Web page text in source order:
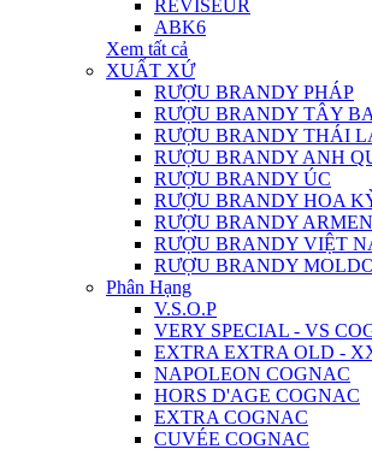
REVISEUR
ABK6
Xem tất cả
XUẤT XỨ
RƯỢU BRANDY PHÁP
RƯỢU BRANDY TÂY
RƯỢU BRANDY THÁI
RƯỢU BRANDY ANH
RƯỢU BRANDY ÚC
RƯỢU BRANDY HOA
RƯỢU BRANDY
RƯỢU BRANDY VIỆT
RƯỢU BRANDY
Phân Hạng
V.S.O.P
VERY SPECIAL - VS
EXTRA EXTRA OLD -
NAPOLEON COGNAC
HORS D'AGE COGNAC
EXTRA COGNAC
CUVÉE COGNAC